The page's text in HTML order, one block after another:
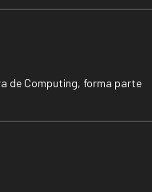
de Computing, forma parte